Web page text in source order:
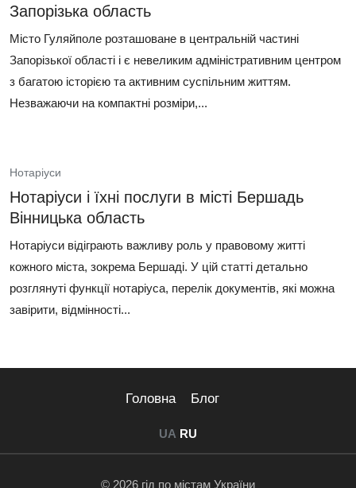
Запорізька область
Місто Гуляйполе розташоване в центральній частині
Запорізької області і є невеликим адміністративним центром
з багатою історією та активним суспільним життям.
Незважаючи на компактні розміри,...
Нотаріуси
Нотаріуси і їхні послуги в місті Бершадь
Вінницька область
Нотаріуси відіграють важливу роль у правовому житті
кожного міста, зокрема Бершаді. У цій статті детально
розглянуті функції нотаріуса, перелік документів, які можна
завірити, відмінності...
Головна Блог
UA RU
© 2026 гід по містам України